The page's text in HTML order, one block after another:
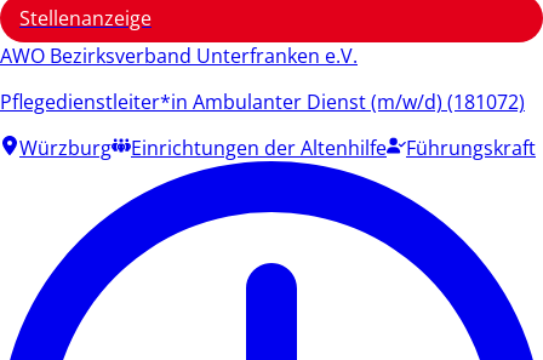
Stellenanzeige
AWO Bezirksverband Unterfranken e.V.
Pflegedienstleiter*in Ambulanter Dienst (m/w/d) (181072)
Würzburg
Einrichtungen der Altenhilfe Führungskraft